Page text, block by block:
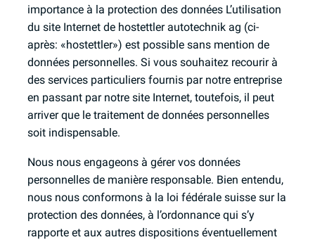
importance à la protection des données L’utilisation
du site Internet de hostettler autotechnik ag (ci-
après: «hostettler») est possible sans mention de
données personnelles. Si vous souhaitez recourir à
des services particuliers fournis par notre entreprise
en passant par notre site Internet, toutefois, il peut
arriver que le traitement de données personnelles
soit indispensable.
Nous nous engageons à gérer vos données
personnelles de manière responsable. Bien entendu,
nous nous conformons à la loi fédérale suisse sur la
protection des données, à l’ordonnance qui s’y
rapporte et aux autres dispositions éventuellement